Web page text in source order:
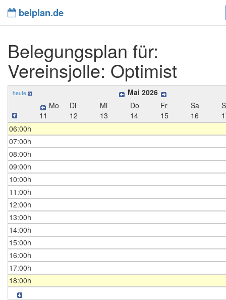
belplan.de
Belegungsplan für:
Vereinsjolle: Optimist
heute
Mai 2026
Mo
11
Di
12
Mi
13
Do
14
Fr
15
Sa
16
06:00h
07:00h
08:00h
09:00h
10:00h
11:00h
12:00h
13:00h
14:00h
15:00h
16:00h
17:00h
18:00h